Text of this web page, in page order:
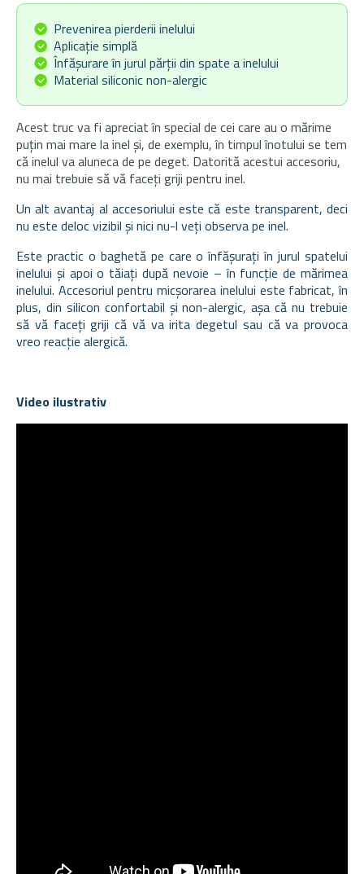
Prevenirea pierderii inelului
Aplicație simplă
Înfășurare în jurul părții din spate a inelului
Material siliconic non-alergic
Acest truc va fi apreciat în special de cei care au o mărime
puțin mai mare la inel și, de exemplu, în timpul înotului se tem
că inelul va aluneca de pe deget. Datorită acestui accesoriu,
nu mai trebuie să vă faceți griji pentru inel.
Un alt avantaj al accesoriului este că este transparent, deci
nu este deloc vizibil și nici nu-l veți observa pe inel.
Este practic o baghetă pe care o înfășurați în jurul spatelui
inelului și apoi o tăiați după nevoie – în funcție de mărimea
inelului. Accesoriul pentru micșorarea inelului este fabricat, în
plus, din silicon confortabil și non-alergic, așa că nu trebuie
să vă faceți griji că vă va irita degetul sau că va provoca
vreo reacție alergică.
Video ilustrativ